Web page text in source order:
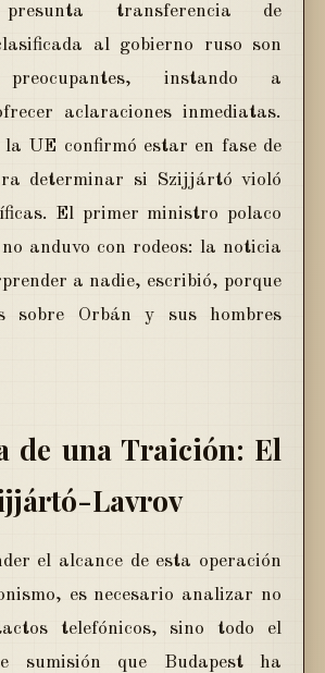
transferencia de
al gobierno ruso son
preocupantes, instando a
aclaraciones inmediatas.
la UE confirmó estar en fase de
determinar si Szijjártó violó
El primer ministro polaco
anduvo con rodeos: la noticia
a nadie, escribió, porque
sobre Orbán y sus hombres
de una Traición: El
Lavrov
el alcance de esta operación
es necesario analizar no
telefónicos, sino todo el
sumisión que Budapest ha